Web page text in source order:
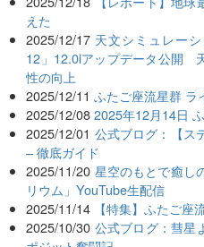
えた
2025/12/17 天文シミュレー
12」12.0iアップデータ公開
性の向上
2025/12/11 ふたご座流星群 ラ
2025/12/08 2025年12月14日
2025/12/01 公式ブログ：【ス
– 徹底ガイド
2025/11/20 星空のもとで癒
リウム」YouTube生配信
2025/11/14 【特集】ふたご座
2025/10/30 公式ブログ：彗